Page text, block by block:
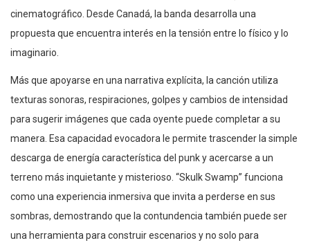
cinematográfico. Desde Canadá, la banda desarrolla una
propuesta que encuentra interés en la tensión entre lo físico y lo
imaginario.
Más que apoyarse en una narrativa explícita, la canción utiliza
texturas sonoras, respiraciones, golpes y cambios de intensidad
para sugerir imágenes que cada oyente puede completar a su
manera. Esa capacidad evocadora le permite trascender la simple
descarga de energía característica del punk y acercarse a un
terreno más inquietante y misterioso. “Skulk Swamp” funciona
como una experiencia inmersiva que invita a perderse en sus
sombras, demostrando que la contundencia también puede ser
una herramienta para construir escenarios y no solo para